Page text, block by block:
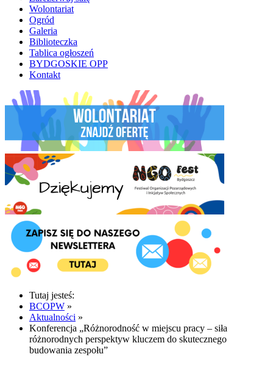
Wolontariat
Ogród
Galeria
Biblioteczka
Tablica ogłoszeń
BYDGOSKIE OPP
Kontakt
Tutaj jesteś:
BCOPW »
Aktualności »
Konferencja „Różnorodność w miejscu pracy – siła
różnorodnych perspektyw kluczem do skutecznego
budowania zespołu”